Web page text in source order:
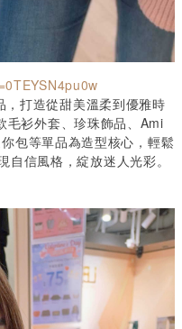
打造從甜美溫柔到優雅時
毛衫外套、珍珠飾品、 Ami
包等單品為造型核心，輕鬆
信風格，綻放迷人光彩。